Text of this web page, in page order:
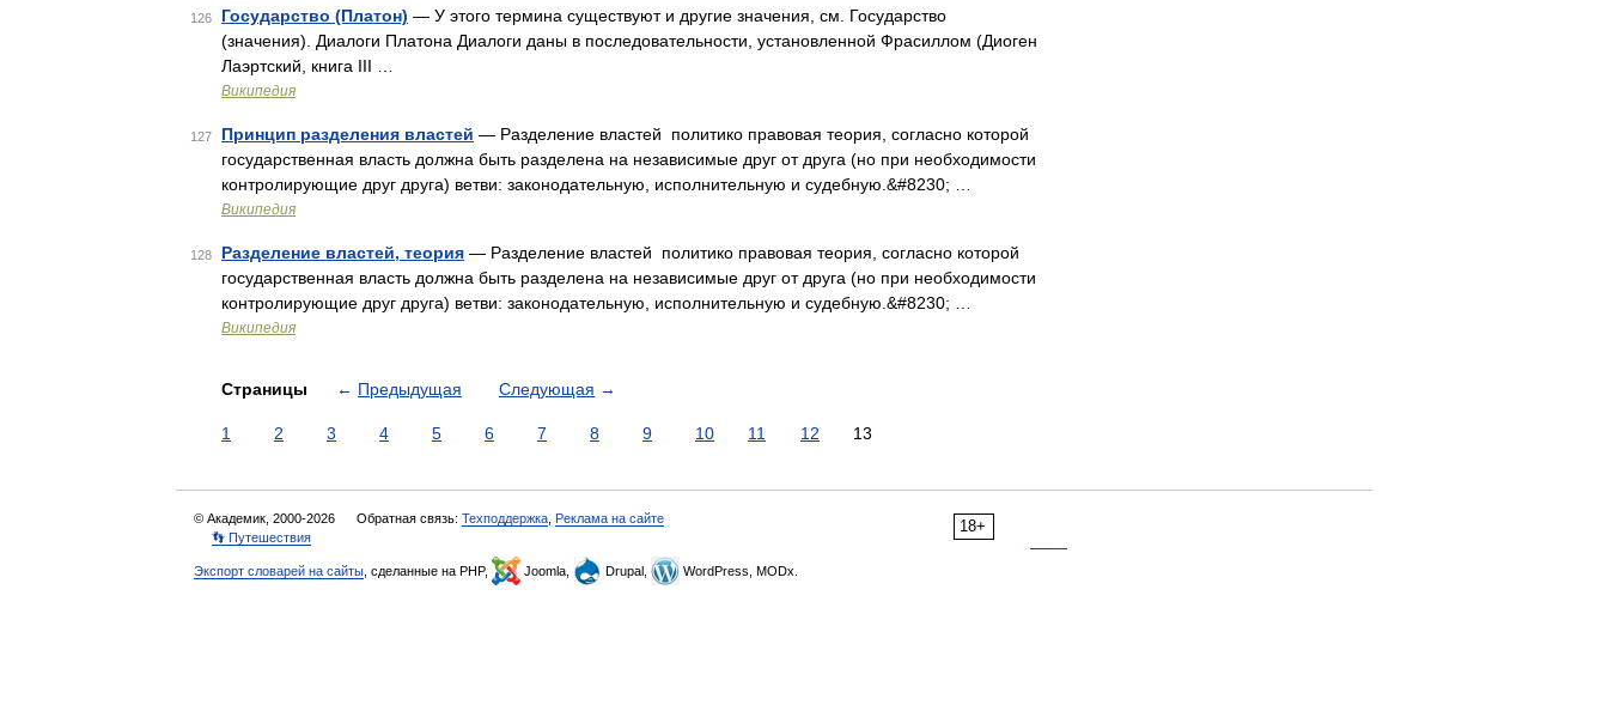
126 Государство (Платон) — У этого термина существуют и другие значения, см. Государство
(значения). Диалоги Платона Диалоги даны в последовательности, установленной Фрасиллом (Диоген
Лаэртский, книга III …
Википедия
127 Принцип разделения властей — Разделение властей политико правовая теория, согласно которой
государственная власть должна быть разделена на независимые друг от друга (но при необходимости
контролирующие друг друга) ветви: законодательную, исполнительную и судебную.&#8230; …
Википедия
128 Разделение властей, теория — Разделение властей политико правовая теория, согласно которой
государственная власть должна быть разделена на независимые друг от друга (но при необходимости
контролирующие друг друга) ветви: законодательную, исполнительную и судебную.&#8230; …
Википедия
Страницы ← Предыдущая Следующая →
1 2 3 4 5 6 7 8 9 10 11 12 13
18+
© Академик, 2000-2026 Обратная связь: Техподдержка Реклама на сайте
👣 Путешествия
Экспорт словарей на сайты , сделанные на PHP, Joomla, Drupal, WordPress, MODx.